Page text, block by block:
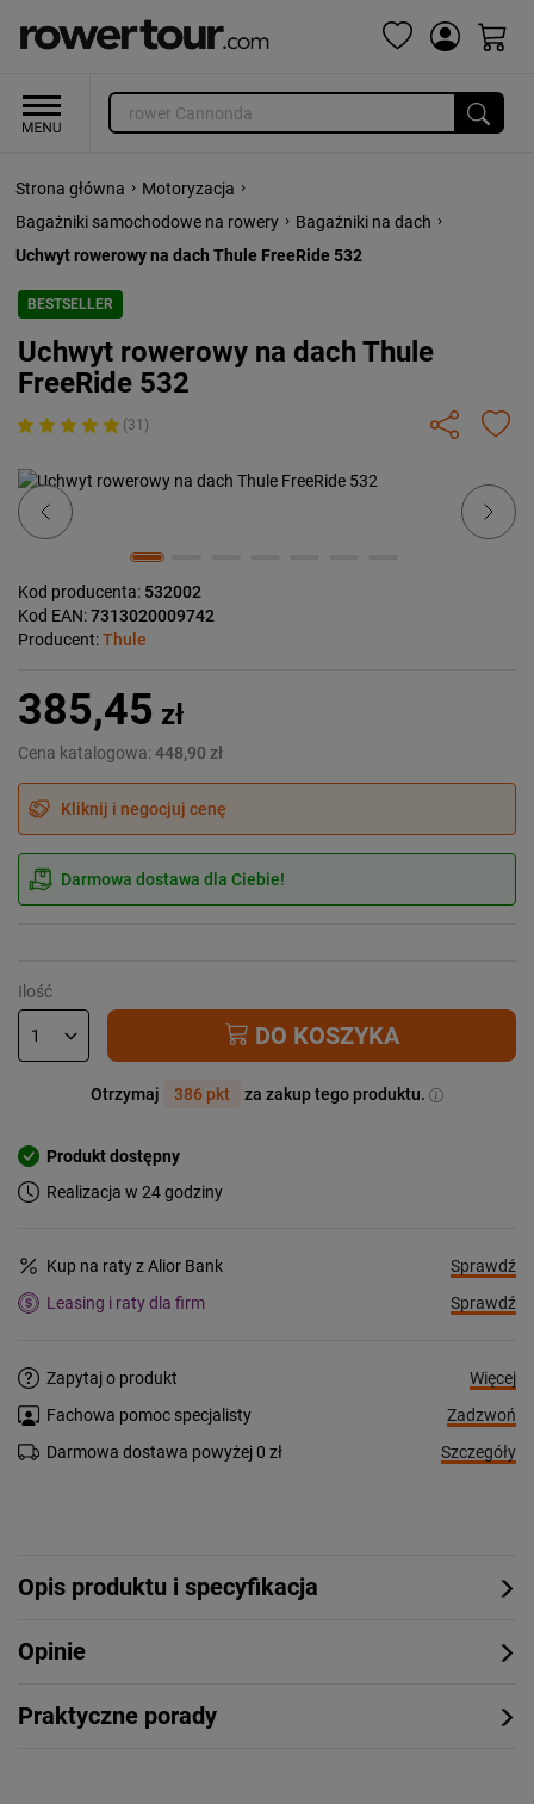
Strona główna › Motoryzacja ›
Bagażniki samochodowe na rowery › Bagażniki na dach ›
Uchwyt rowerowy na dach Thule FreeRide 532
BESTSELLER
Uchwyt rowerowy na dach Thule
FreeRide 532
(31)
Previous Next
Kod producenta: 532002
Kod EAN:7313020009742
Producent:Thule
385,45 zł
Cena katalogowa: 448,90 zł
Kliknij i negocjuj cenę
Darmowa dostawa dla Ciebie!
Ilość
DO KOSZYKA
Otrzymaj 386 pkt za zakup tego produktu.
Produkt dostępny
Realizacja w 24 godziny
Kup na raty z Alior Bank
Sprawdź
Leasing i raty dla firm
Sprawdź
Zapytaj o produkt
Więcej
Fachowa pomoc specjalisty
Zadzwoń
Darmowa dostawa powyżej 0 zł
Szczegóły
Opis produktu i specyfikacja
Opinie
Praktyczne porady